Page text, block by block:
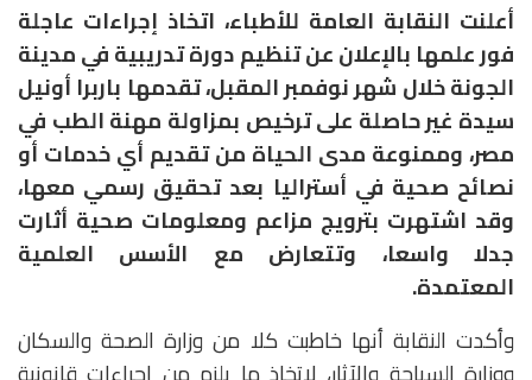
أعلنت النقابة العامة للأطباء، اتخاذ إجراءات عاجلة
فور علمها بالإعلان عن تنظيم دورة تدريبية في مدينة
الجونة خلال شهر نوفمبر المقبل، تقدمها باربرا أونيل
سيدة غير حاصلة على ترخيص بمزاولة مهنة الطب في
مصر، وممنوعة مدى الحياة من تقديم أي خدمات أو
نصائح صحية في أستراليا بعد تحقيق رسمي معها،
وقد اشتهرت بترويج مزاعم ومعلومات صحية أثارت
جدلا واسعا، وتتعارض مع الأسس العلمية
المعتمدة.
وأكدت النقابة أنها خاطبت كلا من وزارة الصحة والسكان